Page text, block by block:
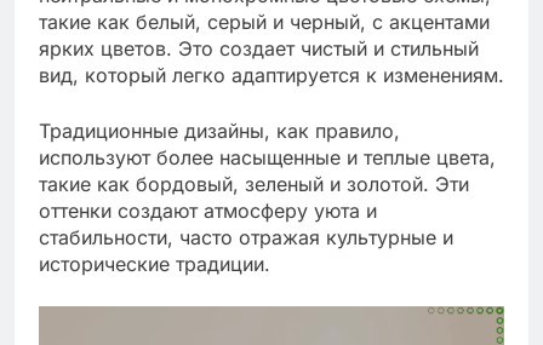
такие как белый, серый и черный, с акцентами
ярких цветов. Это создает чистый и стильный
вид, который легко адаптируется к изменениям.
Традиционные дизайны, как правило,
используют более насыщенные и теплые цвета,
такие как бордовый, зеленый и золотой. Эти
оттенки создают атмосферу уюта и
стабильности, часто отражая культурные и
исторические традиции.